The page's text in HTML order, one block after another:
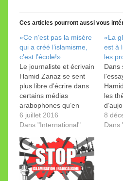
Ces articles pourront aussi vous
«Ce n’est pas la misère
qui a créé l’islamisme,
c’est l’école!»
Le journaliste et écrivain
Hamid Zanaz se sent
plus libre d’écrire dans
certains médias
arabophones qu’en
France. Il explique
pourquoi et livre son
arabe et l’Algérie.
6 juillet 2016
Dans "International"
«La
est à
les
Dans
les
8
Dans